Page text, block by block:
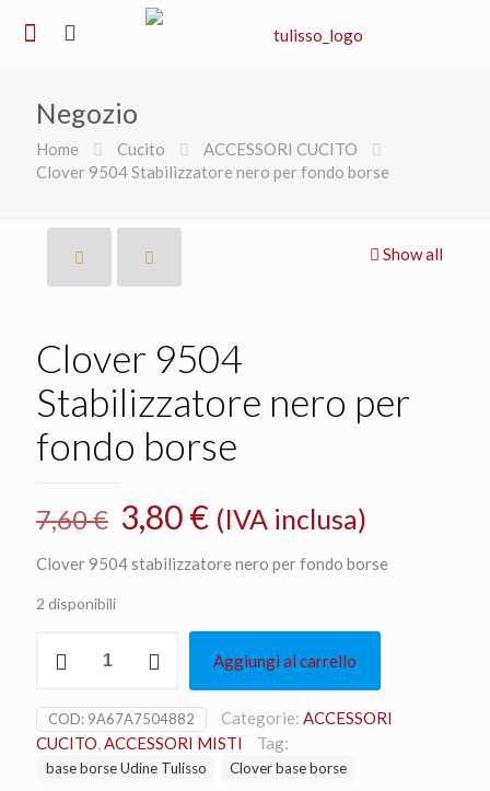
Negozio
Home Cucito
ACCESSORI CUCITO
Clover 9504 Stabilizzatore nero per fondo borse
Show all
Clover 9504
Stabilizzatore nero per
fondo borse
7,60€ Il
prezzo
originale
7,60 €.
3,80€Il
prezzo
attuale
3,80 €.
(IVA inclusa)
Clover 9504 stabilizzatore nero per fondo borse
2 disponibili
9504
nero
per
borse
Aggiungi al carrello
COD: 9A67A7504882 Categorie: ACCESSORI
CUCITO,ACCESSORI MISTI Tag:
base borse Udine Tulisso Clover base borse